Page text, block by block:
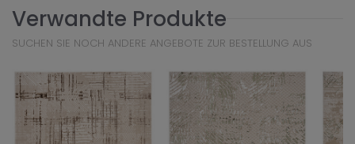
Verwandte Produkte
SUCHEN SIE NOCH ANDERE ANGEBOTE ZUR BESTELLUNG AUS